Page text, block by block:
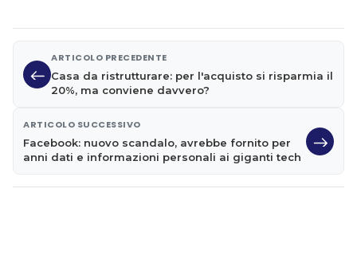
ARTICOLO PRECEDENTE
Casa da ristrutturare: per l'acquisto si risparmia il
20%, ma conviene davvero?
ARTICOLO SUCCESSIVO
Facebook: nuovo scandalo, avrebbe fornito per
anni dati e informazioni personali ai giganti tech